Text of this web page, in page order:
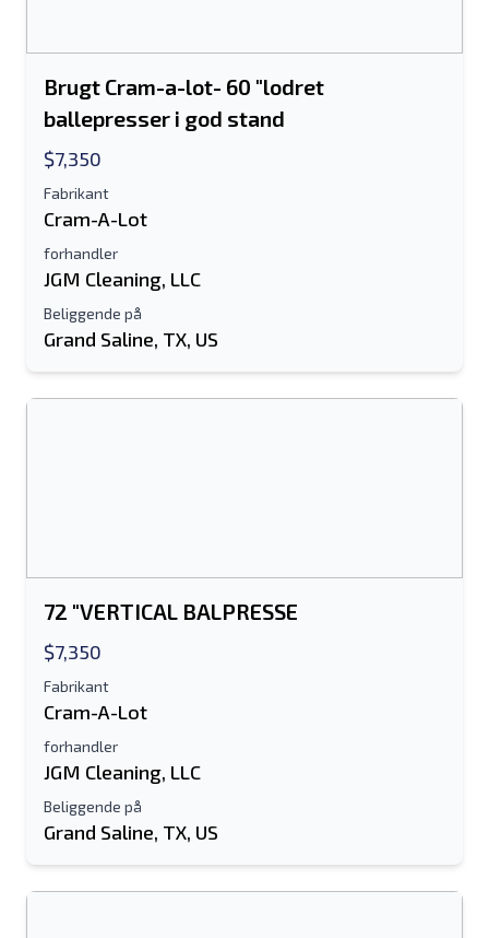
Send a Message
Fulde navn
Brugt Cram-a-lot- 60 "lodret
ballepresser i god stand
$7,350
Fabrikant
Cram-A-Lot
forhandler
JGM Cleaning, LLC
Beliggende på
Grand Saline, TX, US
72 "VERTICAL BALPRESSE
$7,350
Fabrikant
Cram-A-Lot
forhandler
JGM Cleaning, LLC
Beliggende på
Grand Saline, TX, US
Send til en ven
Der kræves enten e-mail-adresse eller
mobilnummerfelt
Send fortegnelse til e-mail
Tekstoversigt til mobilenhed
Yderligere Information